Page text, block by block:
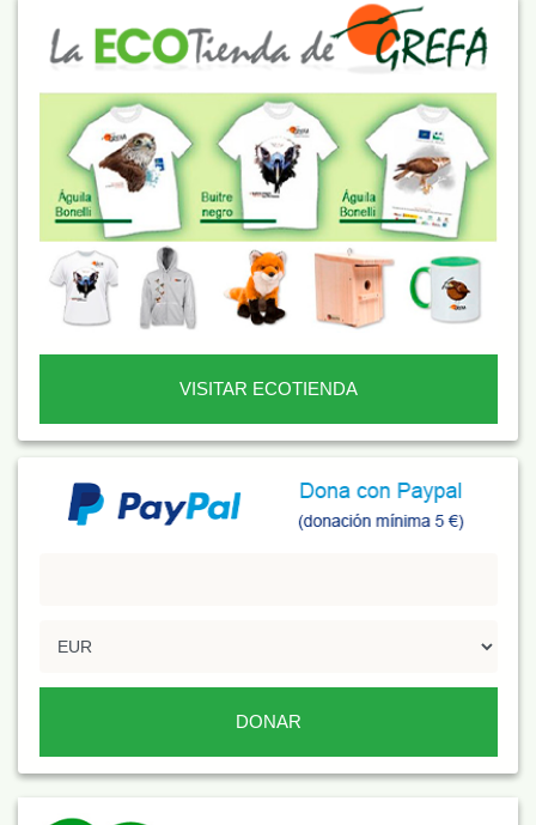
VISITAR ECOTIENDA